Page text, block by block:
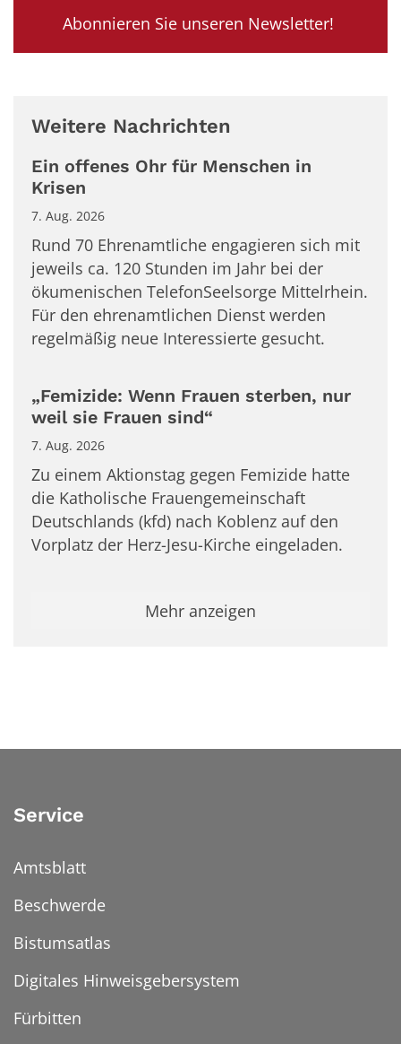
Abonnieren Sie unseren Newsletter!
Weitere Nachrichten
Ein offenes Ohr für Menschen in
Krisen
7. Aug. 2026
Rund 70 Ehrenamtliche engagieren sich mit
jeweils ca. 120 Stunden im Jahr bei der
ökumenischen TelefonSeelsorge Mittelrhein.
Für den ehrenamtlichen Dienst werden
regelmäßig neue Interessierte gesucht.
„Femizide: Wenn Frauen sterben, nur
weil sie Frauen sind“
7. Aug. 2026
Zu einem Aktionstag gegen Femizide hatte
die Katholische Frauengemeinschaft
Deutschlands (kfd) nach Koblenz auf den
Vorplatz der Herz-Jesu-Kirche eingeladen.
Mehr anzeigen
Service
Amtsblatt
Beschwerde
Bistumsatlas
Digitales Hinweisgebersystem
Fürbitten